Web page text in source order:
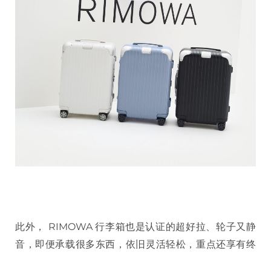
此外， RIMOWA 行李箱也是认证的超好拉、轮子又静
音，即便承载很多东西，依旧灵活轻松，重点还享有终